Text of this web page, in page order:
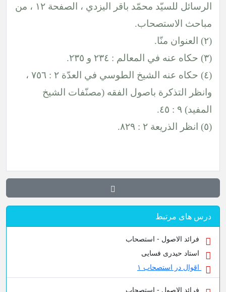
الرسائل للسيّد محمّد باقر اليزدي ، الصفحة ١٢ ، من
مباحث الاستصحاب.
(٢) العنوان منّا.
(٣) حكاه عنه في المعالم : ٢٣٤ و ٢٣٥.
(٤) حكاه عنه الشيخ الطوسي في العدّة ٢ : ٧٥٦ ،
وانظر التذكرة باصول الفقه (مصنّفات الشيخ
المفيد) ٩ : ٤٥.
(٥) انظر الذريعة ٢ : ٨٢٩.
درس های مرتبط
فرائد الاصول - استصحاب
استاد حیدری فسایی
اقوال در استصحاب ۱
فرائد الاصول - استصحاب